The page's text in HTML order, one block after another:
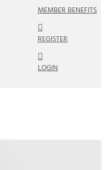
MEMBER BENEFITS
REGISTER
LOGIN